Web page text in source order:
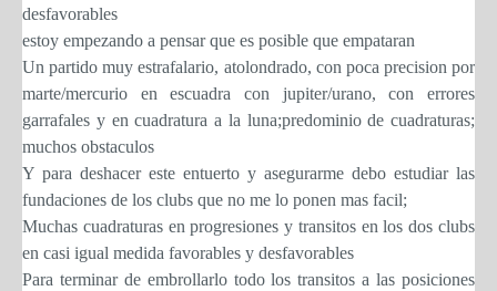
desfavorables
estoy empezando a pensar que es posible que empataran
Un partido muy estrafalario, atolondrado, con poca precision por
marte/mercurio en escuadra con jupiter/urano, con errores
garrafales y en cuadratura a la luna;predominio de cuadraturas;
muchos obstaculos
Y para deshacer este entuerto y asegurarme debo estudiar las
fundaciones de los clubs que no me lo ponen mas facil;
Muchas cuadraturas en progresiones y transitos en los dos clubs
en casi igual medida favorables y desfavorables
Para terminar de embrollarlo todo los transitos a las posiciones